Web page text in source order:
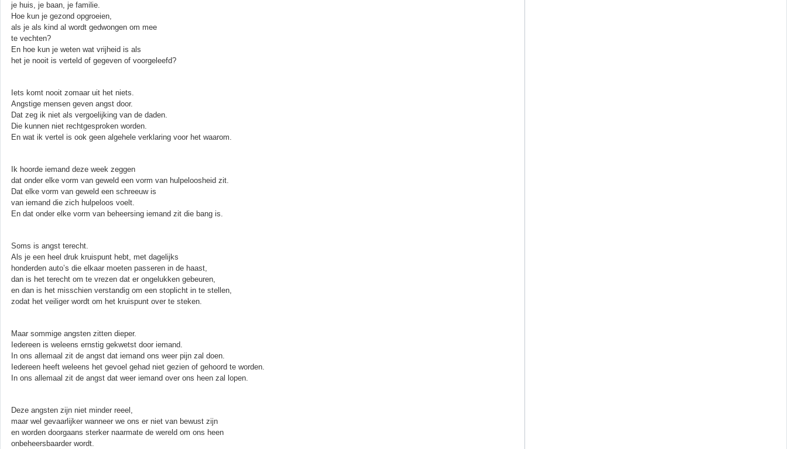
je huis, je baan, je familie.
Hoe kun je gezond opgroeien,
als je als kind al wordt gedwongen om mee
te vechten?
En hoe kun je weten wat vrijheid is als
het je nooit is verteld of gegeven of voorgeleefd?
Iets komt nooit zomaar uit het niets.
Angstige mensen geven angst door.
Dat zeg ik niet als vergoelijking van de daden.
Die kunnen niet rechtgesproken worden.
En wat ik vertel is ook geen algehele verklaring voor het waarom.
Ik hoorde iemand deze week zeggen
dat onder elke vorm van geweld een vorm van hulpeloosheid zit.
Dat elke vorm van geweld een schreeuw is
van iemand die zich hulpeloos voelt.
En dat onder elke vorm van beheersing iemand zit die bang is.
Soms is angst terecht.
Als je een heel druk kruispunt hebt, met dagelijks
honderden auto’s die elkaar moeten passeren in de haast,
dan is het terecht om te vrezen dat er ongelukken gebeuren,
en dan is het misschien verstandig om een stoplicht in te stellen,
zodat het veiliger wordt om het kruispunt over te steken.
Maar sommige angsten zitten dieper.
Iedereen is weleens ernstig gekwetst door iemand.
In ons allemaal zit de angst dat iemand ons weer pijn zal doen.
Iedereen heeft weleens het gevoel gehad niet gezien of gehoord te worden.
In ons allemaal zit de angst dat weer iemand over ons heen zal lopen.
Deze angsten zijn niet minder reeel,
maar wel gevaarlijker wanneer we ons er niet van bewust zijn
en worden doorgaans sterker naarmate de wereld om ons heen
onbeheersbaarder wordt.